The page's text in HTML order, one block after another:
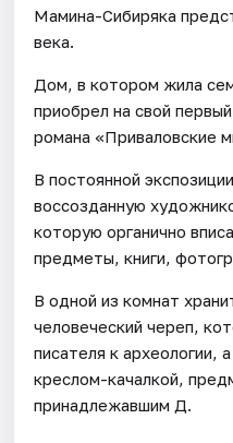
Мамина-Сибиряка
века.
Дом, в котором жила
приобрел на свой
романа «Приваловские
В постоянной
воссозданную
которую органично
предметы, книги,
В одной из комнат
человеческий череп,
писателя к археологии,
креслом-качалкой,
принадлежавшим Д.